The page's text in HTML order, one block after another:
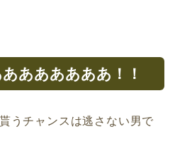
ああああああ！！
うチャンスは逃さない男で